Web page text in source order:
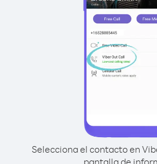
Selecciona el contacto en
pantalla de